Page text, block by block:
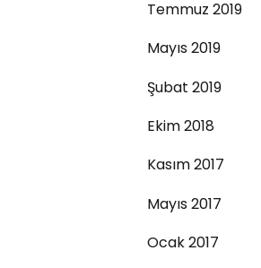
Temmuz 2019
Mayıs 2019
Şubat 2019
Ekim 2018
Kasım 2017
Mayıs 2017
Ocak 2017